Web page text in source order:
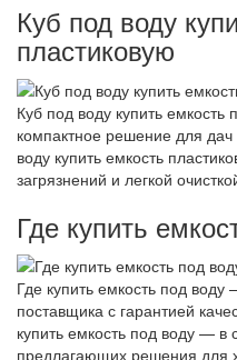
Куб под воду
пластиковую
Куб под воду купить
компактное решение для
воду купить емкость
загрязнений и легкой
Где купить
Где купить емкость под
поставщика с гарантией
купить емкость под воду —
предлагающих решения для